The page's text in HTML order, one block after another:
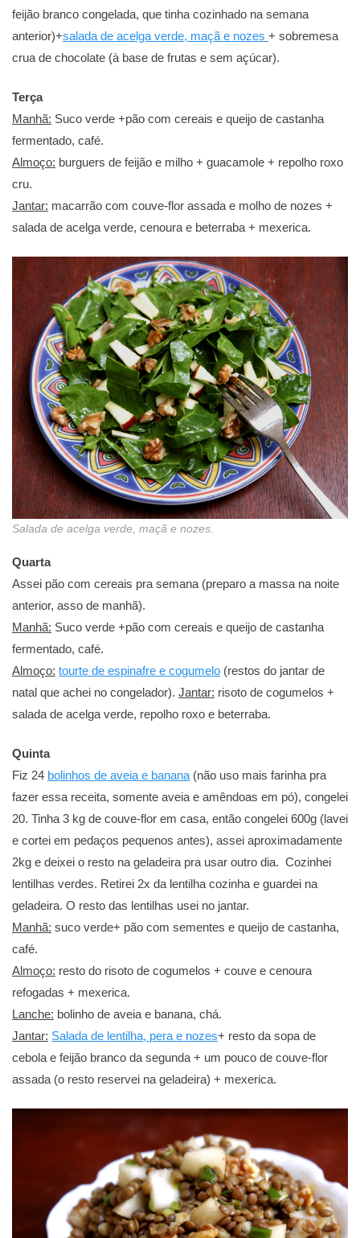
feijão branco congelada, que tinha cozinhado na semana
anterior)+salada de acelga verde, maçã e nozes + sobremesa
crua de chocolate (à base de frutas e sem açúcar).
Terça
Manhã: Suco verde +pão com cereais e queijo de castanha
fermentado, café.
Almoço: burguers de feijão e milho + guacamole + repolho roxo
cru.
Jantar: macarrão com couve-flor assada e molho de nozes +
salada de acelga verde, cenoura e beterraba + mexerica.
Salada de acelga verde, maçã e nozes.
Quarta
Assei pão com cereais pra semana (preparo a massa na noite
anterior, asso de manhã).
Manhã: Suco verde +pão com cereais e queijo de castanha
fermentado, café.
Almoço: tourte de espinafre e cogumelo (restos do jantar de
natal que achei no congelador). Jantar: risoto de cogumelos +
salada de acelga verde, repolho roxo e beterraba.
Quinta
Fiz 24 bolinhos de aveia e banana (não uso mais farinha pra
fazer essa receita, somente aveia e amêndoas em pó), congelei
20. Tinha 3 kg de couve-flor em casa, então congelei 600g (lavei
e cortei em pedaços pequenos antes), assei aproximadamente
2kg e deixei o resto na geladeira pra usar outro dia. Cozinhei
lentilhas verdes. Retirei 2x da lentilha cozinha e guardei na
geladeira. O resto das lentilhas usei no jantar.
Manhã: suco verde+ pão com sementes e queijo de castanha,
café.
Almoço: resto do risoto de cogumelos + couve e cenoura
refogadas + mexerica.
Lanche: bolinho de aveia e banana, chá.
Jantar: Salada de lentilha, pera e nozes+ resto da sopa de
cebola e feijão branco da segunda + um pouco de couve-flor
assada (o resto reservei na geladeira) + mexerica.